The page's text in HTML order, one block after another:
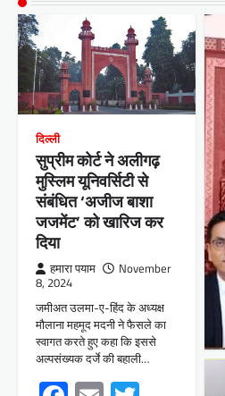
दिल्ली
सुप्रीम कोर्ट ने अलीगढ़
मुस्लिम यूनिवर्सिटी से
संबंधित ‘अजीज बाशा
जजमेंट’ को खारिज कर
दिया
हमारा पयाम
November
8, 2024
जमीअत उलमा-ए-हिंद के अध्यक्ष
मौलाना महमूद मदनी ने फैसले का
स्वागत करते हुए कहा कि इससे
अल्पसंख्यक दर्जे की बहाली…